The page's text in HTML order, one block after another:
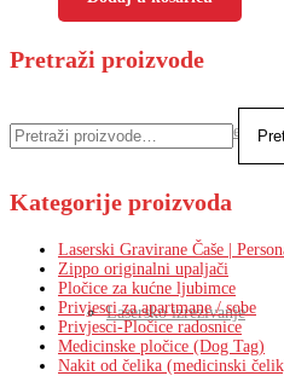
Lasersko graviranje
Lasersko izrezivanje
Pretraži proizvode
Kategorije proizvoda
Laserski Gravirane Čaše |
Zippo originalni upaljači
Pločice za kućne ljubimce
Privjesci za apartmane / sobe
Privjesci-Pločice radosnice
Medicinske pločice (Dog Tag)
Nakit od čelika (medicinski